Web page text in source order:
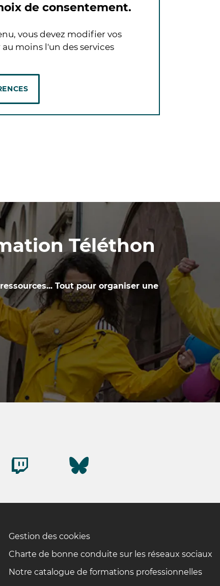
de consentement.
vous devez modifier vos
moins l'un des services
Téléthon
Tout pour organiser une
Gestion des cookies
Charte de bonne conduite sur les réseaux sociaux
Notre catalogue de formations professionnelles